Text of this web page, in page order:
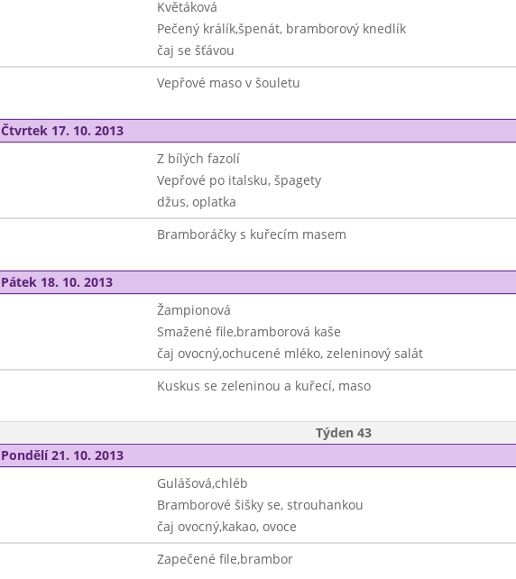
Květáková
Pečený králík,špenát, bramborový knedlík
čaj se šťávou
Vepřové maso v šouletu
Čtvrtek 17. 10. 2013
Z bílých fazolí
Vepřové po italsku, špagety
džus, oplatka
Bramboráčky s kuřecím masem
Pátek 18. 10. 2013
Žampionová
Smažené file,bramborová kaše
čaj ovocný,ochucené mléko, zeleninový salát
Kuskus se zeleninou a kuřecí, maso
Týden 43
Pondělí 21. 10. 2013
Gulášová,chléb
Bramborové šišky se, strouhankou
čaj ovocný,kakao, ovoce
Zapečené file,brambor